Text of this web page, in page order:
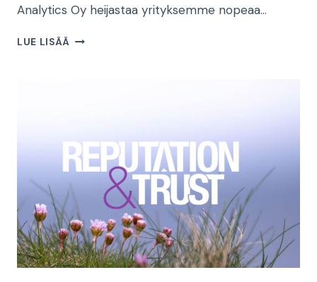
Analytics Oy heijastaa yrityksemme nopeaa…
LUE LISÄÄ REPUTATION